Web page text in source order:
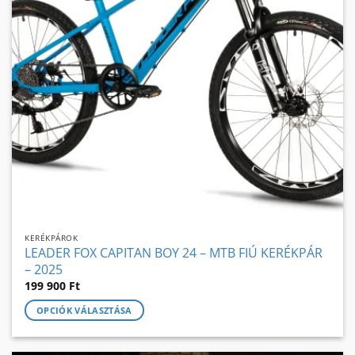
termékoldalon
választhatók
ki
KERÉKPÁROK
LEADER FOX CAPITAN BOY 24 – MTB FIÚ KERÉKPÁR
– 2025
199 900 Ft
OPCIÓK VÁLASZTÁSA